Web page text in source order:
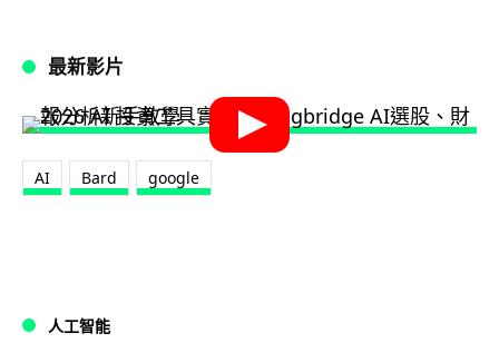
最新影片
AI Bard google
人工智能